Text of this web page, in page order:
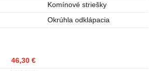
Komínové striešky
Okrúhla odklápacia
46,30 €